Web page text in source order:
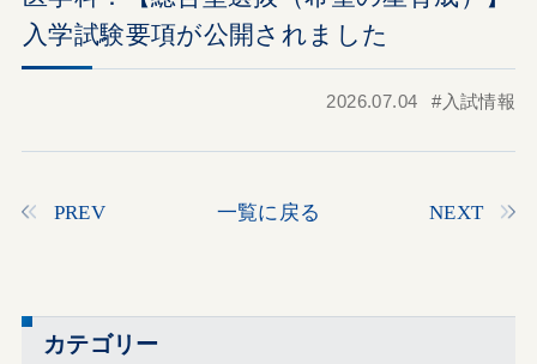
入学試験要項が公開されました
2026.07.04 入試情報
PREV 一覧に戻る NEXT
カテゴリー